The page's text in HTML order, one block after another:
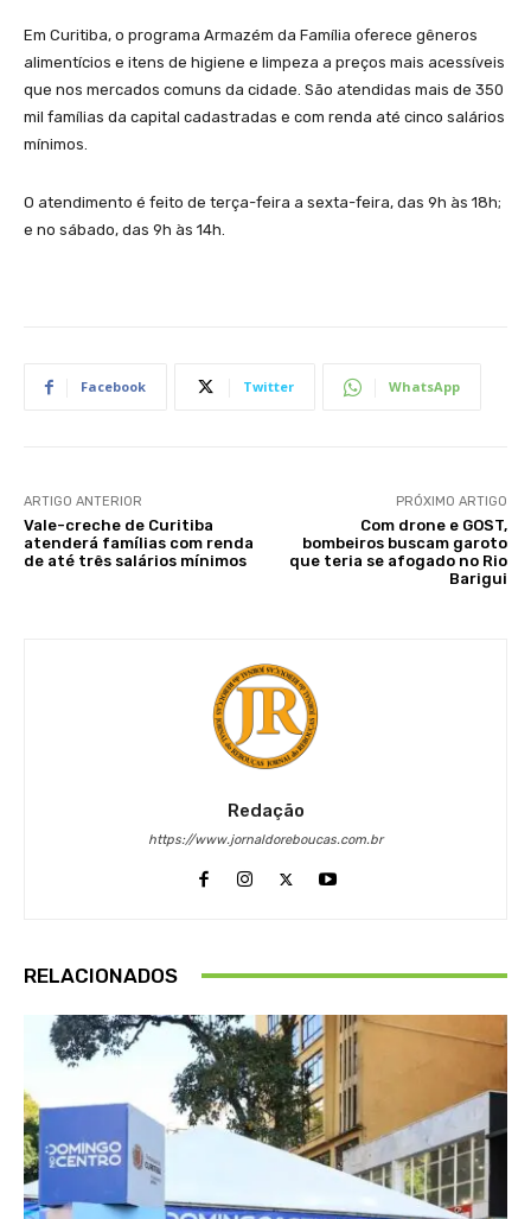
Em Curitiba, o programa Armazém da Família oferece gêneros
alimentícios e itens de higiene e limpeza a preços mais acessíveis
que nos mercados comuns da cidade. São atendidas mais de 350
mil famílias da capital cadastradas e com renda até cinco salários
mínimos.
O atendimento é feito de terça-feira a sexta-feira, das 9h às 18h;
e no sábado, das 9h às 14h.
Facebook Twitter WhatsApp
ARTIGO ANTERIOR
Vale-creche de Curitiba
atenderá famílias com renda
de até três salários mínimos
PRÓXIMO ARTIGO
Com drone e GOST,
bombeiros buscam garoto
que teria se afogado no Rio
Barigui
Redação
https://www.jornaldoreboucas.com.br
RELACIONADOS